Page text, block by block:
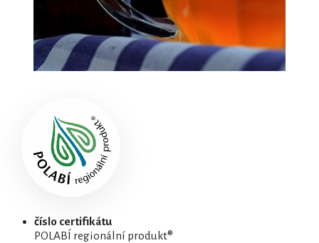
číslo certifikátu
POLABÍ regionální produkt®